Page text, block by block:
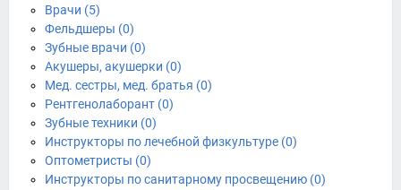
Врачи (5)
Фельдшеры (0)
Зубные врачи (0)
Акушеры, акушерки (0)
Мед. сестры, мед. братья (0)
Рентгенолаборант (0)
Зубные техники (0)
Инструкторы по лечебной физкультуре (0)
Оптометристы (0)
Инструкторы по санитарному просвещению (0)